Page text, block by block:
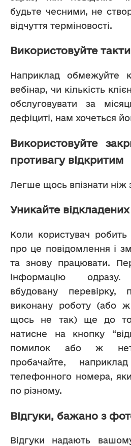
будьте чесними, не
відчуття терміновості.
Використовуйте
Наприклад обмежуйте
вебінар, чи кількість
обслуговувати за
дефіциті, нам хочеться
Використовуйте
противагу відкритим
Легше щось впізнати ніж
Уникайте
Коли користувач
про це повідомлення і
та знову працювати.
інформацію одразу.
вбудовану перевірку,
виконану роботу (або
щось не так) ще до
натисне на кнопку
помилок або ж
пробачайте,
телефонного номера,
по різному.
Відгуки, бажано з
Відгуки надають